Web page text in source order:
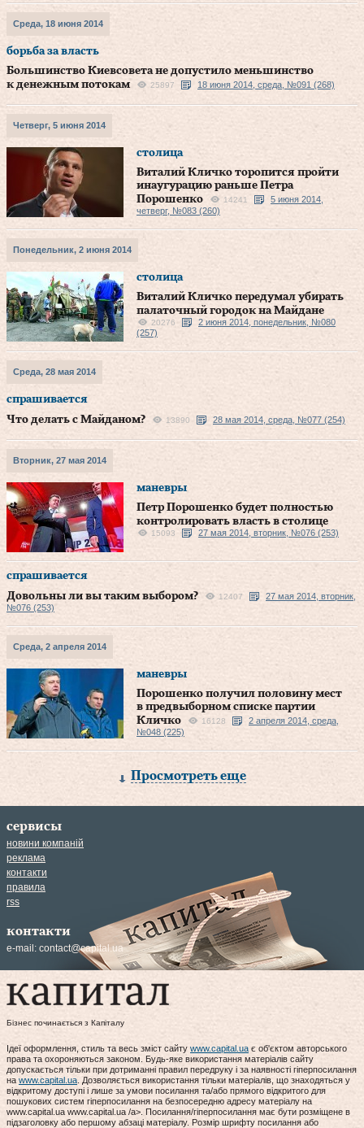
Среда, 18 июня 2014
борьба за власть
Большинство Киевсовета не допустило меньшинство
к денежным потокам
25897 18 июня 2014, среда, №091 (268)
Четверг, 5 июня 2014
столица
Виталий Кличко торопится пройти
инаугурацию раньше Петра
Порошенко
14241
5 июня 2014,
четверг, №083 (260)
Понедельник, 2 июня 2014
столица
Виталий Кличко передумал убирать
палаточный городок на Майдане
20276
2 июня 2014, понедельник, №080
(257)
Среда, 28 мая 2014
спрашивается
Что делать с Майданом?
13890 28 мая 2014, среда, №077 (254)
Вторник, 27 мая 2014
маневры
Петр Порошенко будет полностью
контролировать власть в столице
15093 27 мая 2014, вторник, №076 (253)
спрашивается
Довольны ли вы таким выбором?
12407
27 мая 2014, вторник,
№076 (253)
Среда, 2 апреля 2014
маневры
Порошенко получил половину мест
в предвыборном списке партии
Кличко
16128
2 апреля 2014, среда,
№048 (225)
Просмотреть еще
сервисы
новини компаній
реклама
контакти
правила
rss
контакти
e-mail: contact@capital.ua
Бізнес починається з Капіталу
Ідеї оформлення, стиль та весь зміст сайту www.capital.ua є об'єктом авторського
права та охороняються законом. Будь-яке використання матеріалів сайту
допускається тільки при дотриманні правил передруку і за наявності гіперпосилання
на www.capital.ua . Дозволяється використання тільки матеріалів, що знаходяться у
відкритому доступі і лише за умови посилання та/або прямого відкритого для
пошукових систем гіперпосилання на безпосередню адресу матеріалу на
www.capital.ua www.capital.ua /a>. Посилання/гіперпосилання має бути розміщене в
підзаголовку або першому абзаці матеріалу. Розмір шрифту посилання або